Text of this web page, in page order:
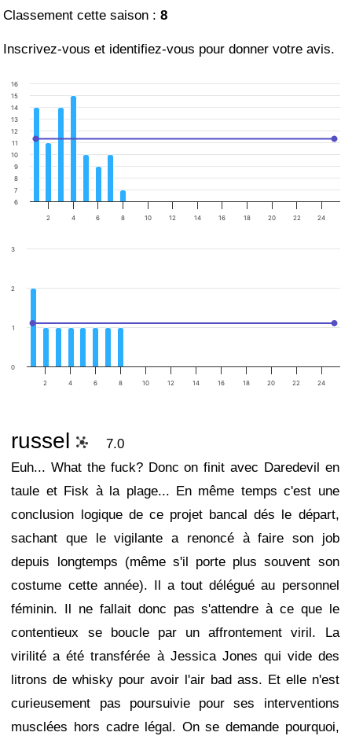
Classement cette saison :8
Inscrivez-vous et identifiez-vous pour donner votre avis.
2 4 6 8 10 12 14 16 18 20 22 24
6
7
8
9
10
11
12
13
14
15
16
2 4 6 8 10 12 14 16 18 20 22 24
0
1
2
3
russel
7.0
Euh... What the fuck? Donc on finit avec Daredevil en
taule et Fisk à la plage... En même temps c'est une
conclusion logique de ce projet bancal dés le départ,
sachant que le vigilante a renoncé à faire son job
depuis longtemps (même s'il porte plus souvent son
costume cette année). Il a tout délégué au personnel
féminin. Il ne fallait donc pas s'attendre à ce que le
contentieux se boucle par un affrontement viril. La
virilité a été transférée à Jessica Jones qui vide des
litrons de whisky pour avoir l'air bad ass. Et elle n'est
curieusement pas poursuivie pour ses interventions
musclées hors cadre légal. On se demande pourquoi,